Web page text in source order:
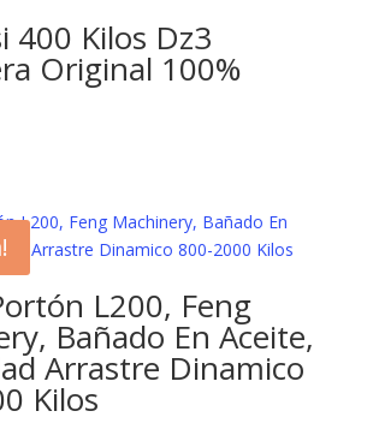
400 Kilos Dz3
Original 100%
L200, Feng
Bañado En Aceite,
Arrastre Dinamico
Kilos